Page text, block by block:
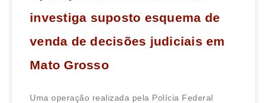
investiga suposto esquema de
venda de decisões judiciais em
Mato Grosso
Uma operação realizada pela Polícia Federal